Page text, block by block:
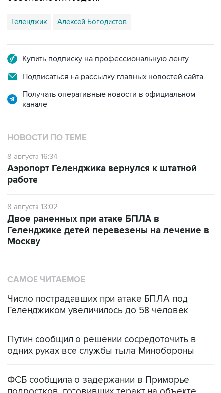
Геленджик Алексей Богодистов
Купить подписку на профессиональную ленту
Подписаться на рассылку главных новостей сайта
Получать оперативные новости в официальном
канале
НОВОСТИ ПО ТЕМЕ
8 августа 16:34
Аэропорт Геленджика вернулся к штатной
работе
8 августа 13:02
Двое раненных при атаке БПЛА в
Геленджике детей перевезены на лечение в
Москву
САМОЕ ЧИТАЕМОЕ
Число пострадавших при атаке БПЛА под
Геленджиком увеличилось до 58 человек
Путин сообщил о решении сосредоточить в
одних руках все службы тыла Минобороны
ФСБ сообщила о задержании в Приморье